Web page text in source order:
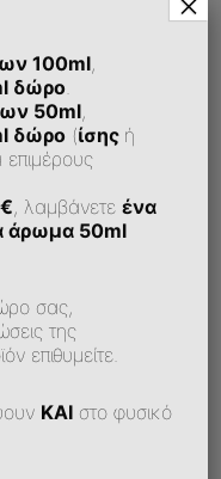
Online. Τι
100ml,
δώρο
50ml,
δώρο (ίσης ή
, λαμβάνετεένα
άρωμα 50ml
σας,
της
επιθυμείτε.
ΚΑΙ στο φυσικό